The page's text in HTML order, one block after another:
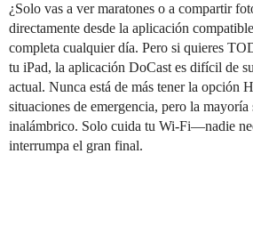
¿Solo vas a ver maratones o a compartir
directamente desde la aplicación
completa cualquier día. Pero si quieres
tu iPad, la aplicación DoCast es difícil de
actual. Nunca está de más tener la opción
situaciones de emergencia, pero la
inalámbrico. Solo cuida tu Wi-Fi—nadie
interrumpa el gran final.